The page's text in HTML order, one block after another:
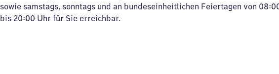
sowie samstags, sonntags und an bundeseinheitlichen Feiertagen von
bis 20:00 Uhr für Sie erreichbar.